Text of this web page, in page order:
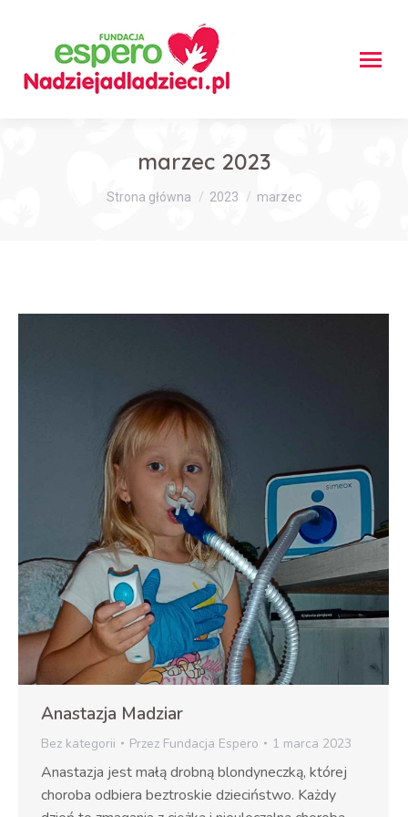
marzec 2023
Jesteś tutaj:
Strona główna 2023 marzec
Anastazja Madziar
Bez kategorii Przez Fundacja Espero 1 marca 2023
Anastazja jest małą drobną blondyneczką, której
choroba odbiera beztroskie dzieciństwo. Każdy